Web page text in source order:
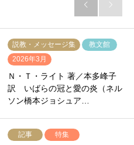
 
説教・メッセージ集
教文館
2026年3月
Ｎ・Ｔ・ライト 著／本多峰子
訳 いばらの冠と愛の炎（ネル
ソン橋本ジョシュア…
記事 特集